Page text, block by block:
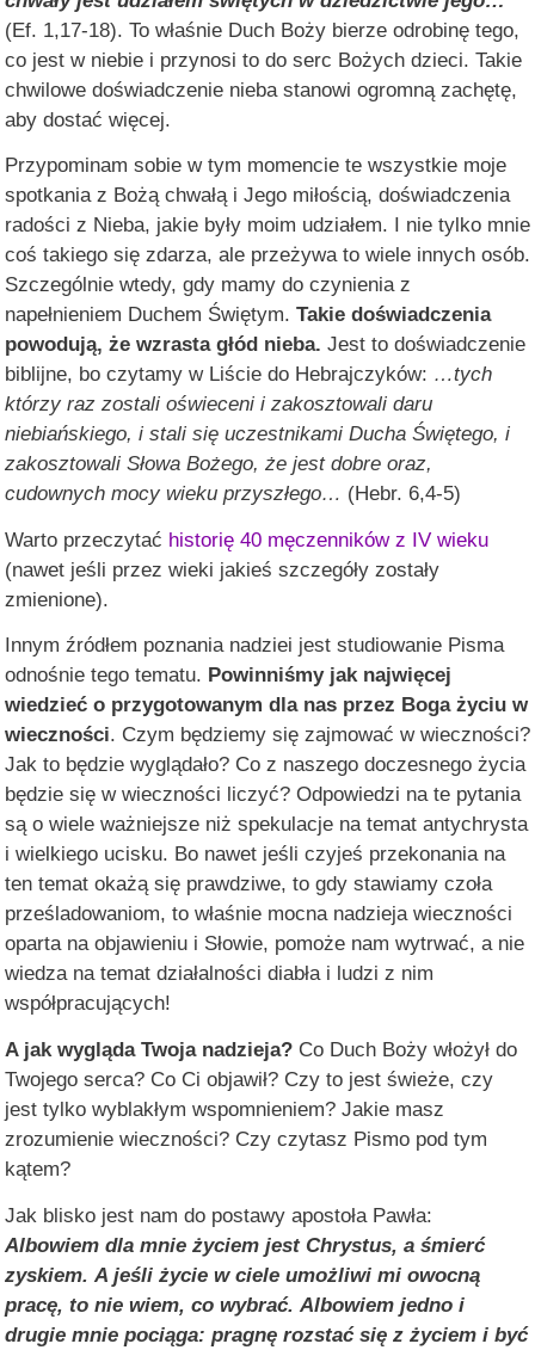
(Ef. 1,17-18). To właśnie Duch Boży bierze odrobinę tego,
co jest w niebie i przynosi to do serc Bożych dzieci. Takie
chwilowe doświadczenie nieba stanowi ogromną zachętę,
aby dostać więcej.
Przypominam sobie w tym momencie te wszystkie moje
spotkania z Bożą chwałą i Jego miłością, doświadczenia
radości z Nieba, jakie były moim udziałem. I nie tylko mnie
coś takiego się zdarza, ale przeżywa to wiele innych osób.
Szczególnie wtedy, gdy mamy do czynienia z
napełnieniem Duchem Świętym. Takie doświadczenia
powodują, że wzrasta głód nieba. Jest to doświadczenie
biblijne, bo czytamy w Liście do Hebrajczyków: …tych
którzy raz zostali oświeceni i zakosztowali daru
niebiańskiego, i stali się uczestnikami Ducha Świętego, i
zakosztowali Słowa Bożego, że jest dobre oraz,
cudownych mocy wieku przyszłego… (Hebr. 6,4-5)
Warto przeczytać historię 40 męczenników z IV wieku
(nawet jeśli przez wieki jakieś szczegóły zostały
zmienione).
Innym źródłem poznania nadziei jest studiowanie Pisma
odnośnie tego tematu. Powinniśmy jak najwięcej
wiedzieć o przygotowanym dla nas przez Boga życiu w
wieczności. Czym będziemy się zajmować w wieczności?
Jak to będzie wyglądało? Co z naszego doczesnego życia
będzie się w wieczności liczyć? Odpowiedzi na te pytania
są o wiele ważniejsze niż spekulacje na temat antychrysta
i wielkiego ucisku. Bo nawet jeśli czyjeś przekonania na
ten temat okażą się prawdziwe, to gdy stawiamy czoła
prześladowaniom, to właśnie mocna nadzieja wieczności
oparta na objawieniu i Słowie, pomoże nam wytrwać, a nie
wiedza na temat działalności diabła i ludzi z nim
współpracujących!
A jak wygląda Twoja nadzieja? Co Duch Boży włożył do
Twojego serca? Co Ci objawił? Czy to jest świeże, czy
jest tylko wyblakłym wspomnieniem? Jakie masz
zrozumienie wieczności? Czy czytasz Pismo pod tym
kątem?
Jak blisko jest nam do postawy apostoła Pawła:
Albowiem dla mnie życiem jest Chrystus, a śmierć
zyskiem. A jeśli życie w ciele umożliwi mi owocną
pracę, to nie wiem, co wybrać. Albowiem jedno i
drugie mnie pociąga: pragnę rozstać się z życiem i być